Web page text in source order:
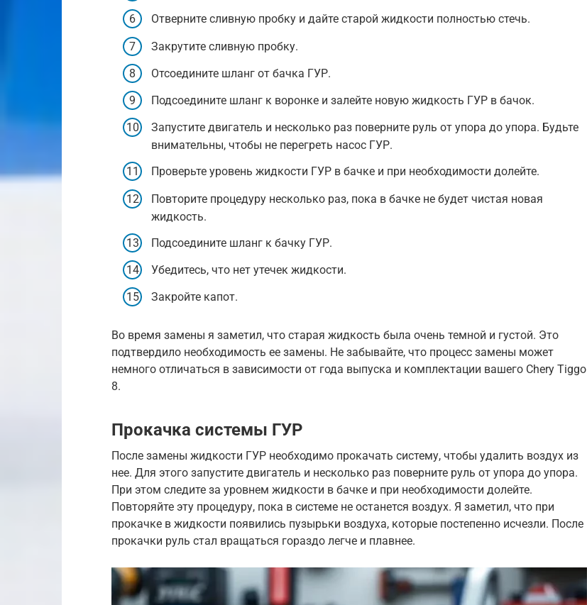
Отверните сливную пробку и дайте старой жидкости полностью стечь.
Закрутите сливную пробку.
Отсоедините шланг от бачка ГУР.
Подсоедините шланг к воронке и залейте новую жидкость ГУР в бачок.
Запустите двигатель и несколько раз поверните руль от упора до упора. Будьте
внимательны, чтобы не перегреть насос ГУР.
Проверьте уровень жидкости ГУР в бачке и при необходимости долейте.
Повторите процедуру несколько раз, пока в бачке не будет чистая новая
жидкость.
Подсоедините шланг к бачку ГУР.
Убедитесь, что нет утечек жидкости.
Закройте капот.
Во время замены я заметил, что старая жидкость была очень темной и густой. Это
подтвердило необходимость ее замены. Не забывайте, что процесс замены может
немного отличаться в зависимости от года выпуска и комплектации вашего Chery Tiggo
8.
Прокачка системы ГУР
После замены жидкости ГУР необходимо прокачать систему, чтобы удалить воздух из
нее. Для этого запустите двигатель и несколько раз поверните руль от упора до упора.
При этом следите за уровнем жидкости в бачке и при необходимости долейте.
Повторяйте эту процедуру, пока в системе не останется воздух. Я заметил, что при
прокачке в жидкости появились пузырьки воздуха, которые постепенно исчезли. После
прокачки руль стал вращаться гораздо легче и плавнее.